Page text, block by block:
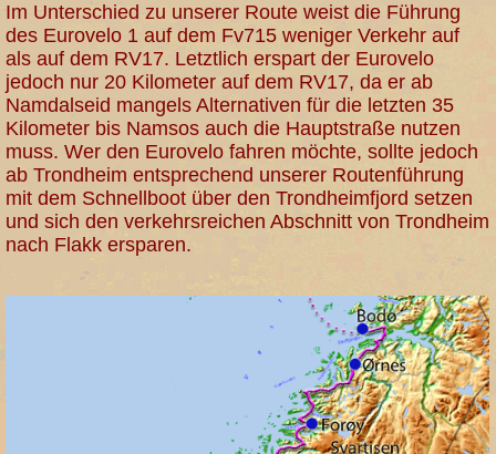
Im Unterschied zu unserer Route weist die Führung
des Eurovelo 1 auf dem Fv715 weniger Verkehr auf
als auf dem RV17. Letztlich erspart der Eurovelo
jedoch nur 20 Kilometer auf dem RV17, da er ab
Namdalseid mangels Alternativen für die letzten 35
Kilometer bis Namsos auch die Hauptstraße nutzen
muss. Wer den Eurovelo fahren möchte, sollte jedoch
ab Trondheim entsprechend unserer Routenführung
mit dem Schnellboot über den Trondheimfjord setzen
und sich den verkehrsreichen Abschnitt von Trondheim
nach Flakk ersparen.